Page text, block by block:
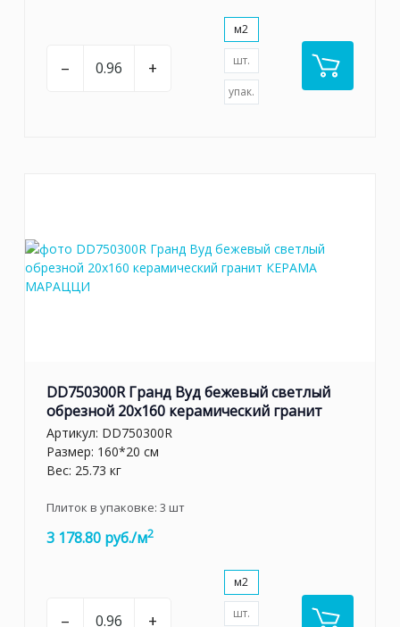
– +
м2
шт.
упак.
DD750300R Гранд Вуд бежевый светлый
обрезной 20x160 керамический гранит
Артикул: DD750300R
Размер: 160*20 см
Вес: 25.73 кг
Плиток в упаковке: 3 шт
3 178.80 руб./м2
– +
м2
шт.